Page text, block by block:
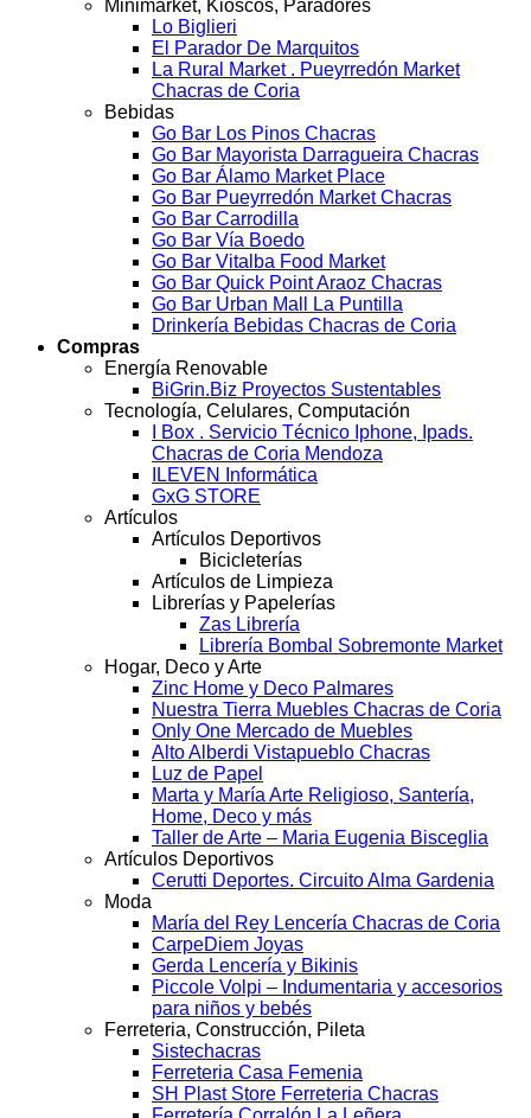
Minimarket, Kioscos, Paradores
Lo Biglieri
El Parador De Marquitos
La Rural Market . Pueyrredón Market
Chacras de Coria
Bebidas
Go Bar Los Pinos Chacras
Go Bar Mayorista Darragueira Chacras
Go Bar Álamo Market Place
Go Bar Pueyrredón Market Chacras
Go Bar Carrodilla
Go Bar Vía Boedo
Go Bar Vitalba Food Market
Go Bar Quick Point Araoz Chacras
Go Bar Urban Mall La Puntilla
Drinkería Bebidas Chacras de Coria
Compras
Energía Renovable
BiGrin.Biz Proyectos Sustentables
Tecnología, Celulares, Computación
I Box . Servicio Técnico Iphone, Ipads.
Chacras de Coria Mendoza
ILEVEN Informática
GxG STORE
Artículos
Artículos Deportivos
Bicicleterías
Artículos de Limpieza
Librerías y Papelerías
Zas Librería
Librería Bombal Sobremonte Market
Hogar, Deco y Arte
Zinc Home y Deco Palmares
Nuestra Tierra Muebles Chacras de Coria
Only One Mercado de Muebles
Alto Alberdi Vistapueblo Chacras
Luz de Papel
Marta y María Arte Religioso, Santería,
Home, Deco y más
Taller de Arte – Maria Eugenia Bisceglia
Artículos Deportivos
Cerutti Deportes. Circuito Alma Gardenia
Moda
María del Rey Lencería Chacras de Coria
CarpeDiem Joyas
Gerda Lencería y Bikinis
Piccole Volpi – Indumentaria y accesorios
para niños y bebés
Ferreteria, Construcción, Pileta
Sistechacras
Ferreteria Casa Femenia
SH Plast Store Ferreteria Chacras